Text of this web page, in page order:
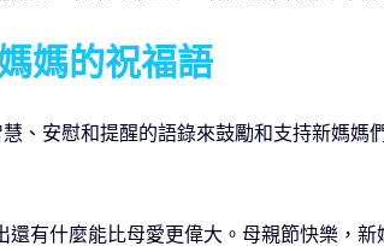
媽的祝福語
、安慰和提醒的語錄來鼓勵和支持新媽媽
還有什麼能比母愛更偉大。母親節快樂，新